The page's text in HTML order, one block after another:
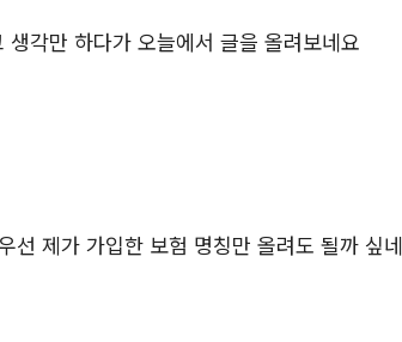
각만 하다가 오늘에서 글을 올려보네요
선 제가 가입한 보험 명칭만 올려도 될까 싶